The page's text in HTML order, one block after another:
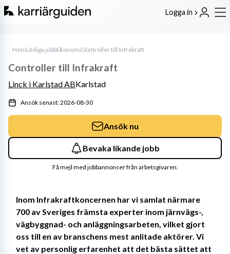
Logga in
HemLediga jobbEkonomiController till Infrakraft
Inom Infrakraftkoncernen har vi samlat närmare
700 av Sveriges främsta experter inom järnvägs-,
vägbyggnad- och anläggningsarbeten, vilket gjort
oss till en av branschens mest anlitade aktörer. Vi
vet av personlig erfarenhet att det bästa sättet att
Controller till Infrakraft
Linck i Karlstad ABKarlstad
Ansök senast: 2026-08-30
Ansök nu
Bevaka likande jobb
Få mejl med jobbannonser från arbetsgivaren.